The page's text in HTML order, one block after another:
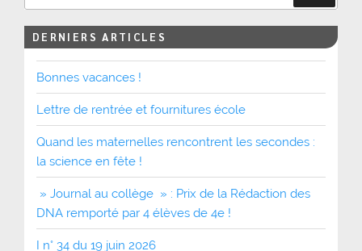
DERNIERS ARTICLES
Bonnes vacances !
Lettre de rentrée et fournitures école
Quand les maternelles rencontrent les secondes :
la science en fête !
» Journal au collège » : Prix de la Rédaction des
DNA remporté par 4 élèves de 4e !
I n° 34 du 19 juin 2026